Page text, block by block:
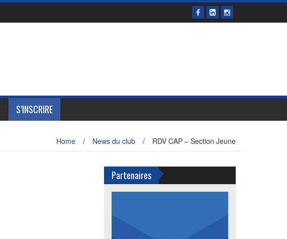
S’INSCRIRE
Home / News du club / RDV CAP – Section Jeune
Partenaires